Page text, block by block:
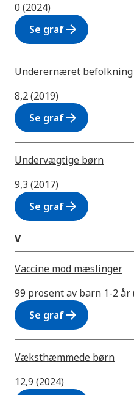
0 (2024)
Se grafarrow_forward
Underernæret befolkning
8,2 (2019)
Se grafarrow_forward
Undervægtige børn
9,3 (2017)
Se grafarrow_forward
V
Vaccine mod mæslinger
99 prosent av barn 1-2 år
Se grafarrow_forward
Væksthæmmede børn
12,9 (2024)